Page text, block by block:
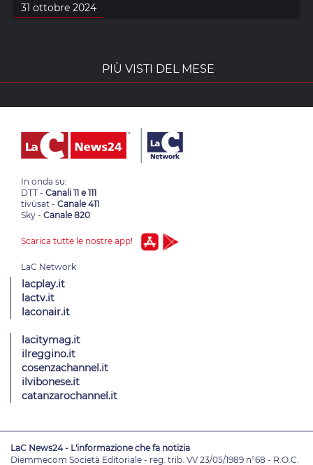
31 ottobre 2024
PIÙ VISTI DEL MESE
In onda su:
DTT - Canali 11 e 111
tivùsat - Canale 411
Sky - Canale 820
Scarica tutte le nostre app!
lacplay.it
lactv.it
laconair.it
lacitymag.it
ilreggino.it
cosenzachannel.it
ilvibonese.it
catanzarochannel.it
LaC News24 - L'informazione che fa notizia
Diemmecom Società Editoriale - reg. trib. VV 23/05/1989 n°68 - R.O.C.